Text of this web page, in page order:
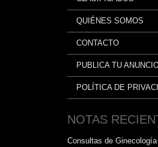
QUIÉNES SOMOS
CONTACTO
PUBLICA TU
POLÍTICA DE
NOTAS
Consultas de